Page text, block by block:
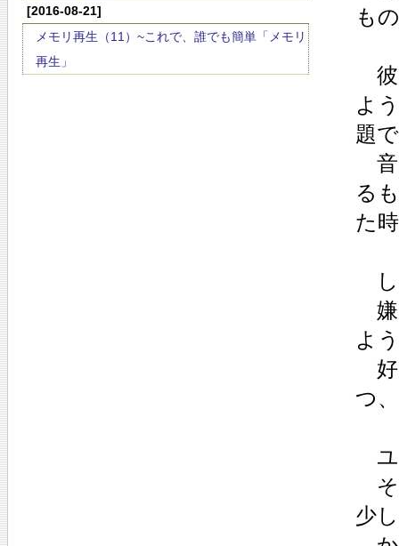
[2016-08-21]
メモリ再生（11）~これで、誰でも簡単「メモリ
再生」
も
彼
よ
題
音
る
た
し
嫌
よ
好
つ
ユ
そ
少